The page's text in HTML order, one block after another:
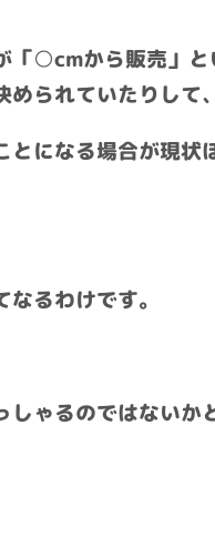
「○cmから販売」と
られていたりして、
とになる場合が現状
るわけです。
しゃるのではないか